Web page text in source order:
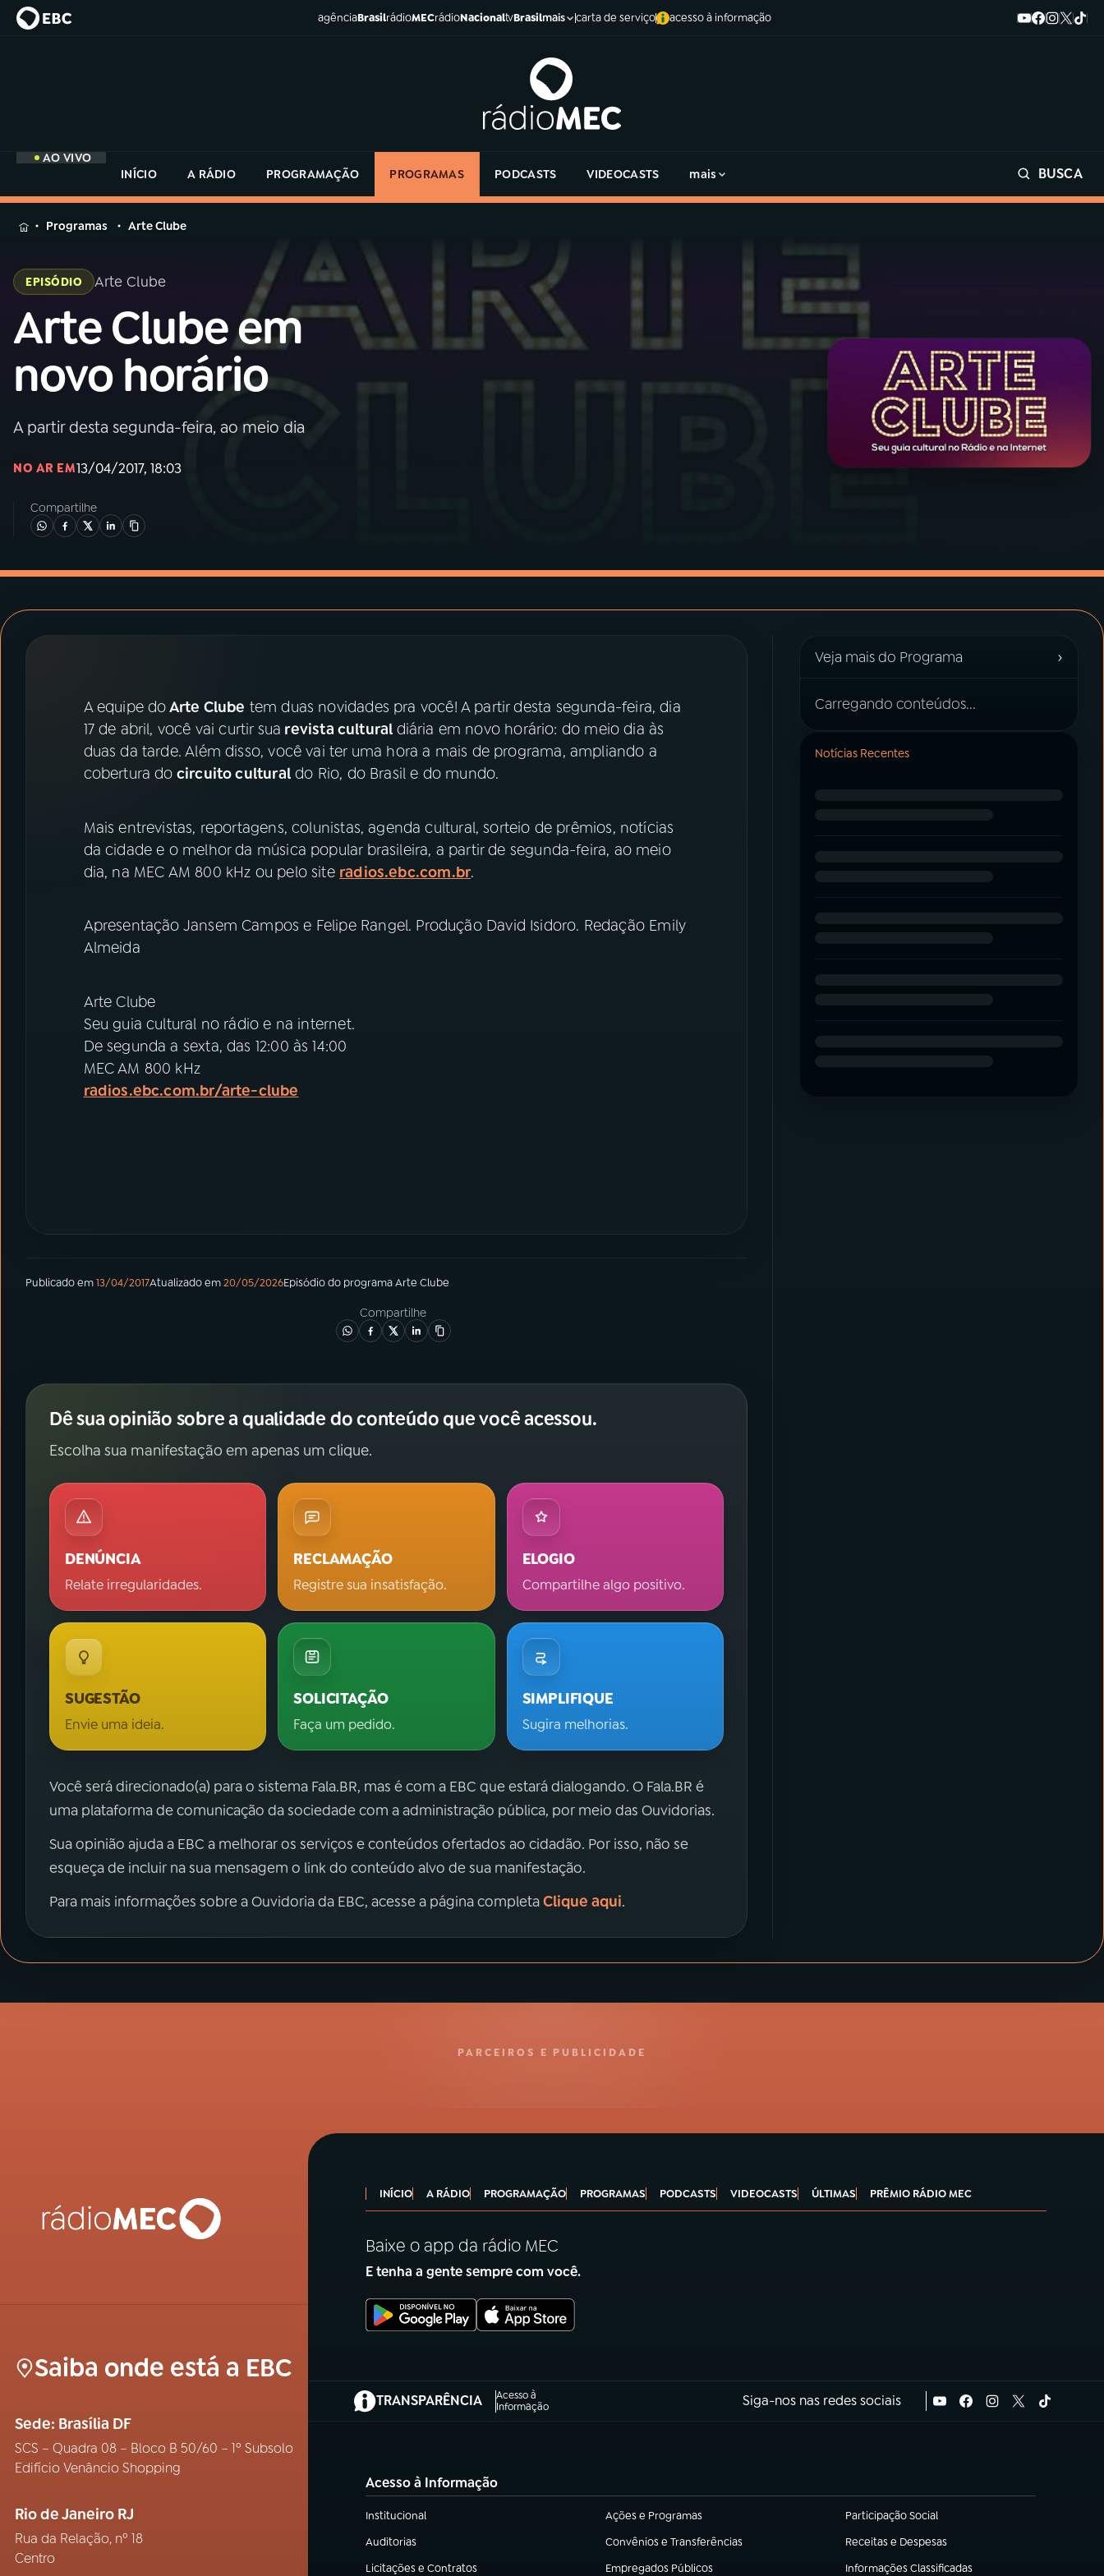
agênciaBrasilrádioMECrádioNacionaltvBrasilmais carta de serviço acesso à informação
AO VIVO
INÍCIO
A RÁDIO PROGRAMAÇÃO PROGRAMAS PODCASTS VIDEOCASTS mais BUSCA
MENU
Buscar
na
Rádio
MEC
Buscar
AO VIVO
02A RÁDIO
03 PROGRAMAÇÃO
04PROGRAMAS
ÚLTIMAS
ACOMPANHE A RÁDIO MEC
Instagram X
na
Rádio
Programas Arte Clube
EPISÓDIO Arte Clube
Arte Clube em
novo horário
A partir desta segunda-feira, ao meio dia
NO AR EM13/04/2017, 18:03
Compartilhe
A equipe doArte Clube tem duas novidades pra você! A partir desta segunda-feira, dia
17 de abril, você vai curtir sua revista cultural diária em novo horário: do meio dia às
duas da tarde. Além disso, você vai ter uma hora a mais de programa, ampliando a
cobertura do circuito culturaldo Rio, do Brasil e do mundo.
Mais entrevistas, reportagens, colunistas, agenda cultural, sorteio de prêmios, notícias
da cidade e o melhor da música popular brasileira, a partir de segunda-feira, ao meio
dia, na MEC AM 800 kHz ou pelo site radios.ebc.com.br.
Apresentação Jansem Campos e Felipe Rangel. Produção David Isidoro. Redação Emily
Almeida
Arte Clube
Seu guia cultural no rádio e na internet.
De segunda a sexta, das 12:00 às 14:00
MEC AM 800 kHz
radios.ebc.com.br/arte-clube
Publicado em13/04/2017Atualizado em20/05/2026Episódiodo programaArte Clube
Compartilhe
Dê sua opinião sobre a qualidade do conteúdo que você acessou.
Escolha sua manifestação em apenas um clique.
DENÚNCIA
Relate irregularidades.
RECLAMAÇÃO
Registre sua insatisfação.
ELOGIO
Compartilhe algo positivo.
SUGESTÃO
Envie uma ideia.
SOLICITAÇÃO
Faça um pedido.
SIMPLIFIQUE
Sugira melhorias.
Você será direcionado(a) para o sistema Fala.BR, mas é com a EBC que estará dialogando. O Fala.BR é
uma plataforma de comunicação da sociedade com a administração pública, por meio das Ouvidorias.
Sua opinião ajuda a EBC a melhorar os serviços e conteúdos ofertados ao cidadão. Por isso, não se
esqueça de incluir na sua mensagem o link do conteúdo alvo de sua manifestação.
Para mais informações sobre a Ouvidoria da EBC, acesse a página completaClique aqui.
Veja mais do Programa ›
Carregando conteúdos...
Notícias Recentes
PARCEIROS E PUBLICIDADE
Saiba onde está a EBC
Sede: Brasília DF
SCS – Quadra 08 – Bloco B 50/60 – 1º Subsolo
Edifício Venâncio Shopping
Rio de Janeiro RJ
Rua da Relação, nº 18
Centro
INÍCIO A RÁDIO PROGRAMAÇÃO PROGRAMAS PODCASTS VIDEOCASTS ÚLTIMAS PRÊMIO RÁDIO MEC
Baixe o app da rádio MEC
E tenha a gente sempre com você.
TRANSPARÊNCIA
Acesso à
Informação
(abre em nova aba) Siga-nos nas redes sociais
Acesso à Informação
Institucional
(abre em nova aba) Ações e Programas
(abre em nova aba) Participação Social
(abre em nova aba)
Auditorias
(abre em nova aba) Convênios e Transferências
(abre em nova aba) Receitas e Despesas
(abre em nova aba)
Licitações e Contratos
(abre em nova aba) Empregados Públicos
(abre em nova aba) Informações Classificadas
(abre em nova aba)